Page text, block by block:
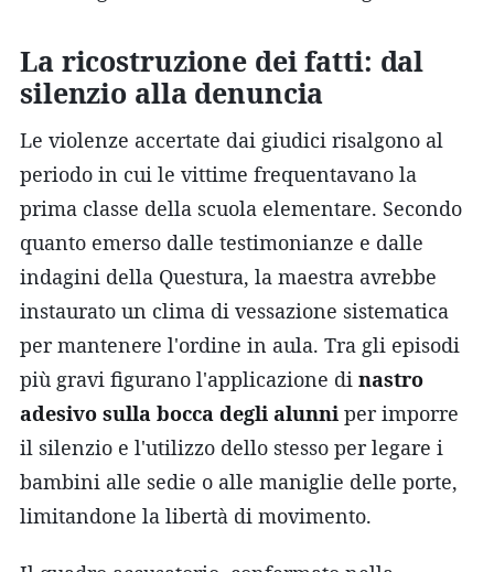
La ricostruzione dei fatti: dal
silenzio alla denuncia
Le violenze accertate dai giudici risalgono al
periodo in cui le vittime frequentavano la
prima classe della scuola elementare. Secondo
quanto emerso dalle testimonianze e dalle
indagini della Questura, la maestra avrebbe
instaurato un clima di vessazione sistematica
per mantenere l'ordine in aula. Tra gli episodi
più gravi figurano l'applicazione di nastro
adesivo sulla bocca degli alunni per imporre
il silenzio e l'utilizzo dello stesso per legare i
bambini alle sedie o alle maniglie delle porte,
limitandone la libertà di movimento.